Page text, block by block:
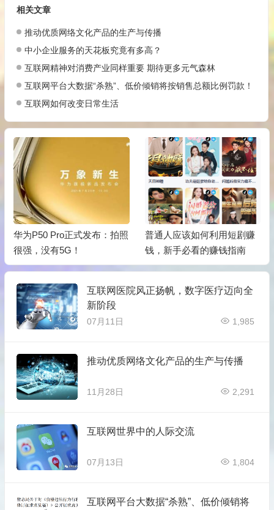
相关文章
推动优质网络文化产品的生产与传播
中小企业服务的天花板究竟有多高？
互联网精神对消费产业同样重要 期待更多元气森林
互联网平台大数据“杀熟”、低价倾销将按销售总额比例罚款！
互联网如何改变日常生活
华为P50 Pro正式发布：拍照
很强，没有5G！
普通人应该如何利用短剧赚
钱，新手必看的赚钱指南
互联网医院风正扬帆，数字医疗迈向全
新阶段
07月11日 1,985
推动优质网络文化产品的生产与传播
11月28日 2,291
互联网世界中的人际交流
07月13日 1,804
互联网平台大数据“杀熟”、低价倾销将